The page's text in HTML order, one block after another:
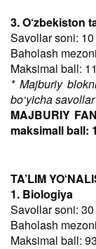
3. O‘zbekiston
Savollar soni: 10
Baholash
Maksimal ball:
* Majburiy
bo‘yicha
MAJBURIY
maksimall ball:
TA’LIM
1. Biologiya
Savollar soni: 30
Baholash
Maksimal ball: